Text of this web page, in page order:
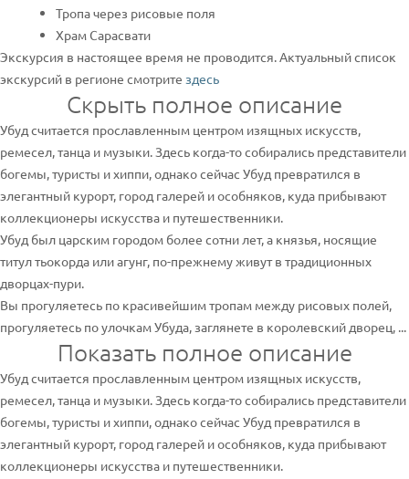
Тропа через рисовые поля
Храм Сарасвати
Экскурсия в настоящее время не проводится. Актуальный список
экскурсий в регионе смотрите здесь
Скрыть полное описание
Убуд считается прославленным центром изящных искусств,
ремесел, танца и музыки. Здесь когда-то собирались представители
богемы, туристы и хиппи, однако сейчас Убуд превратился в
элегантный курорт, город галерей и особняков, куда прибывают
коллекционеры искусства и путешественники.
Убуд был царским городом более сотни лет, а князья, носящие
титул тьокорда или агунг, по-прежнему живут в традиционных
дворцах-пури.
Вы прогуляетесь по красивейшим тропам между рисовых полей,
прогуляетесь по улочкам Убуда, заглянете в королевский дворец, ...
Показать полное описание
Убуд считается прославленным центром изящных искусств,
ремесел, танца и музыки. Здесь когда-то собирались представители
богемы, туристы и хиппи, однако сейчас Убуд превратился в
элегантный курорт, город галерей и особняков, куда прибывают
коллекционеры искусства и путешественники.